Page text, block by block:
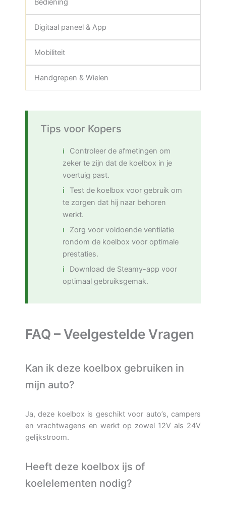
Bediening
Digitaal paneel & App
Mobiliteit
Handgrepen & Wielen
Tips voor Kopers
Controleer de afmetingen om
zeker te zijn dat de koelbox in je
voertuig past.
Test de koelbox voor gebruik om
te zorgen dat hij naar behoren
werkt.
Zorg voor voldoende ventilatie
rondom de koelbox voor optimale
prestaties.
Download de Steamy-app voor
optimaal gebruiksgemak.
FAQ – Veelgestelde Vragen
Kan ik deze koelbox gebruiken in
mijn auto?
Ja, deze koelbox is geschikt voor auto’s, campers
en vrachtwagens en werkt op zowel 12V als 24V
gelijkstroom.
Heeft deze koelbox ijs of
koelelementen nodig?